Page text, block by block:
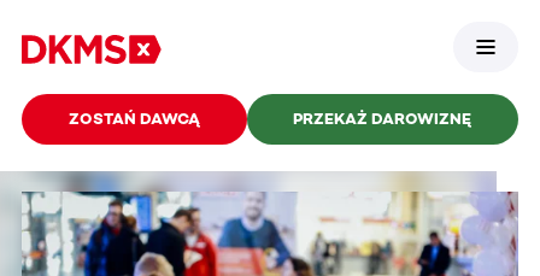
ZOSTAŃ DAWCĄ PRZEKAŻ DAROWIZNĘ